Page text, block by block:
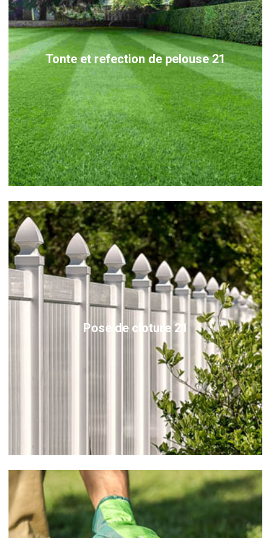
Tonte et refection de pelouse 21
Pose de cloture 21